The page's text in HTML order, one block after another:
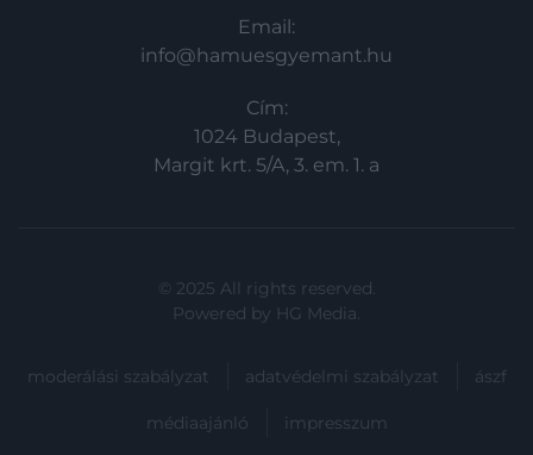
Email:
info@hamuesgyemant.hu
Cím:
1024 Budapest,
Margit krt. 5/A, 3. em. 1. a
© 2025 All rights reserved.
Powered by HG Media.
moderálási szabályzat adatvédelmi szabályzat ászf
médiaajánló impresszum